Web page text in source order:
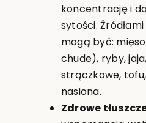
koncentrację i
sytości. Źródłami
mogą być:
chude), ryby,
strączkowe,
nasiona.
Zdrowe